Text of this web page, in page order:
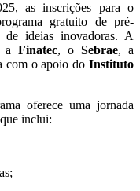
as inscrições para o
gratuito de pré-
de ideias inovadoras. A
aFinatec, oSebrae, a
com o apoio doInstituto
oferece uma jornada
inclui: